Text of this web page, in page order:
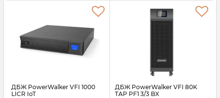
ДБЖ PowerWalker VFI 1000
LICR IoT
ДБЖ PowerWalker VFI 80K
TAP PF1 3/3 BX